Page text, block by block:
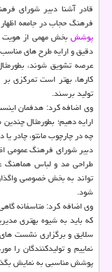
قادر آشنا دبیر شورای
فرهنگ حجاب در جامعه
پوششبخش مهمی از هویت
دقیق و ارایه طرح های
عرصه تشویق شوند،
کارها، بهتر است تمرکزی
تولید برسند.
وی اضافه کرد: هدفمان
ارایه دهیم؛ بطورمثال
چه در چارچوب مانتو، چادر
دبیر شورای فرهنگ عمومی
طراحی مد و لباس هماهنگ
تواند به بخش خصوصی
شود.
وی اضافه کرد: متاسفانه
که باید به شیوه بهتری
سلایق و برگزاری نشست
نماییم و تولیدکنندگان را
پوشش مناسبی به نمایش